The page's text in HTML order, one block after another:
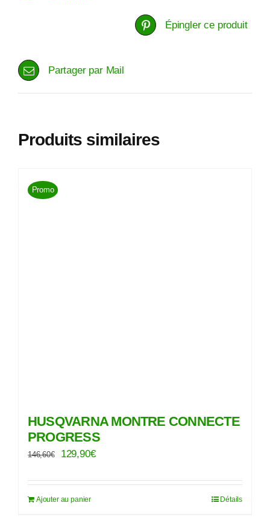
Épingler ce produit
Partager par Mail
Produits similaires
Promo
HUSQVARNA MONTRE CONNECTE
PROGRESS
146,60€
Le
initial
était :
129,90€Le
actuel
Ajouter au panier Détails